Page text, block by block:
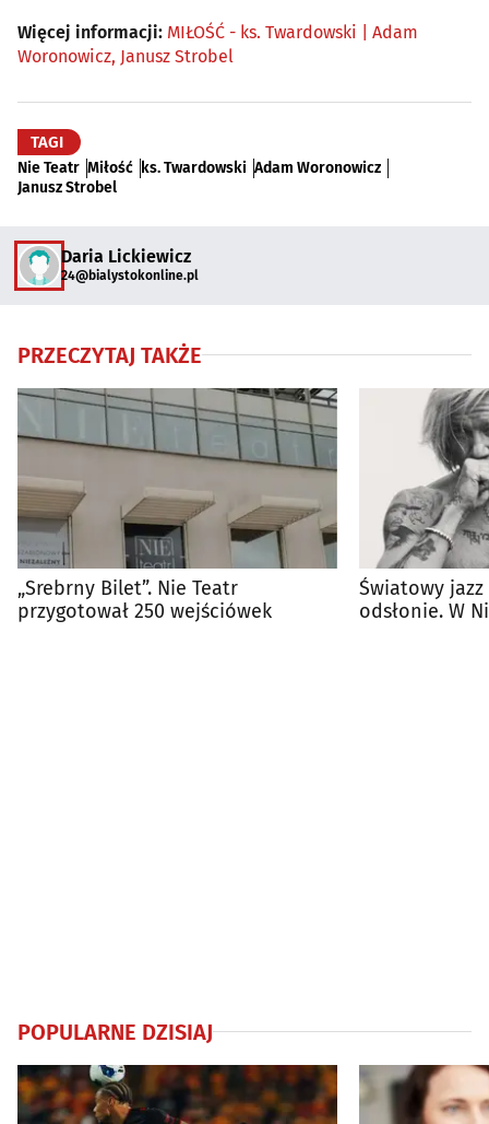
Więcej informacji: MIŁOŚĆ - ks. Twardowski | Adam
Woronowicz, Janusz Strobel
TAGI
Nie Teatr Miłość ks. Twardowski Adam Woronowicz
Janusz Strobel
Daria Lickiewicz
24@bialystokonline.pl
PRZECZYTAJ TAKŻE
„Srebrny Bilet”. Nie Teatr
przygotował 250 wejściówek
Światowy
odsłonie. W
POPULARNE DZISIAJ